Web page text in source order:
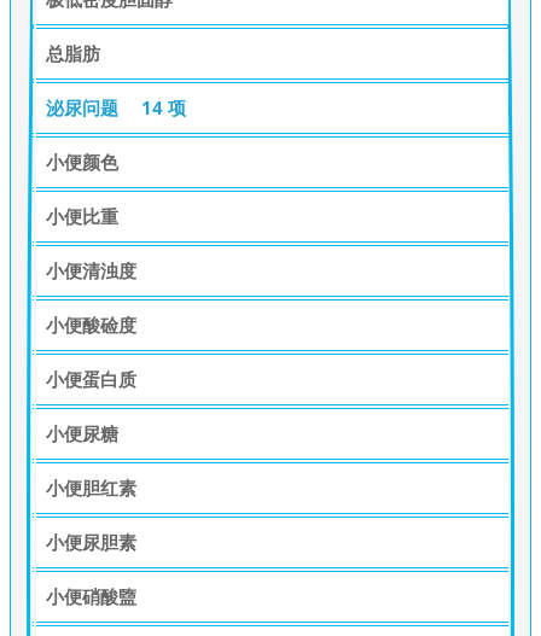
总脂肪
泌尿问题 14 项
小便颜色
小便比重
小便清浊度
小便酸硷度
小便蛋白质
小便尿糖
小便胆红素
小便尿胆素
小便硝酸盬